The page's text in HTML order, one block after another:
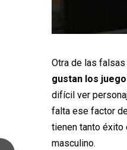
Otra de las
gustan los
difícil ver
falta ese factor
tienen tanto éxito
masculino.